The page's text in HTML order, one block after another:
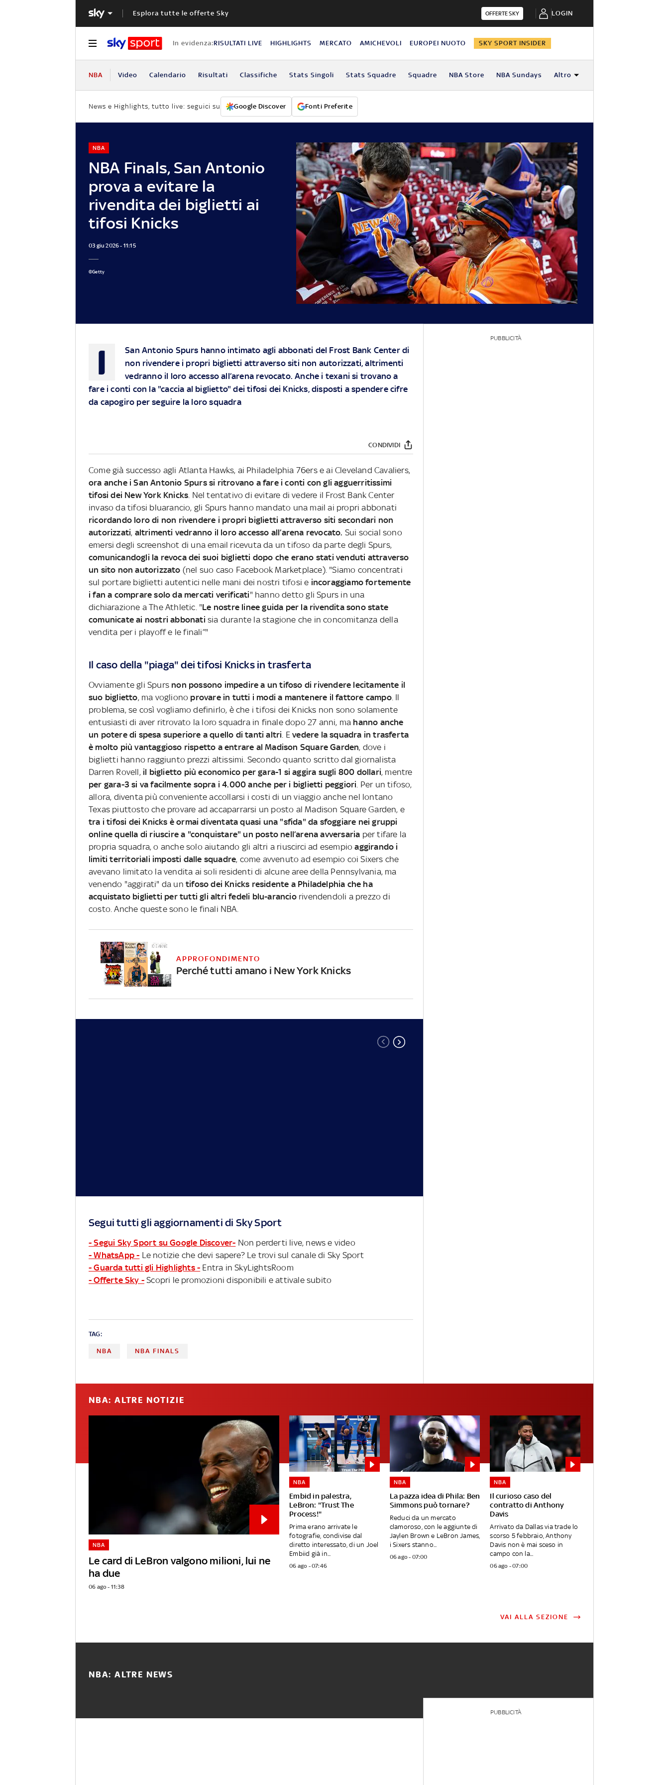
Esplora tutte le offerte Sky OFFERTE SKY LOGIN
In evidenza:RISULTATI LIVE HIGHLIGHTS MERCATO AMICHEVOLI EUROPEI NUOTO SKY SPORT INSIDER
NBA Video Calendario Risultati Classifiche Stats Singoli Stats Squadre Squadre NBA Store NBA Sundays Altro
News e Highlights, tutto live: seguici su Google Discover Fonti Preferite
NBA Finals, San Antonio
prova a evitare la
rivendita dei biglietti ai
tifosi Knicks
NBA
03 giu 2026 - 11:15
©Getty
I
San Antonio Spurs hanno intimato agli abbonati del Frost Bank Center di
non rivendere i propri biglietti attraverso siti non autorizzati, altrimenti
vedranno il loro accesso all’arena revocato. Anche i texani si trovano a
fare i conti con la "caccia al biglietto" dei tifosi dei Knicks, disposti a spendere cifre
da capogiro per seguire la loro squadra
CONDIVIDI
Come già successo agli Atlanta Hawks, ai Philadelphia 76ers e ai Cleveland Cavaliers,
ora anche i San Antonio Spurs si ritrovano a fare i conti con gli agguerritissimi
tifosi dei New York Knicks. Nel tentativo di evitare di vedere il Frost Bank Center
invaso da tifosi bluarancio, gli Spurs hanno mandato una mail ai propri abbonati
ricordando loro di non rivendere i propri biglietti attraverso siti secondari non
autorizzati, altrimenti vedranno il loro accesso all’arena revocato. Sui social sono
emersi degli screenshot di una email ricevuta da un tifoso da parte degli Spurs,
comunicandogli la revoca dei suoi biglietti dopo che erano stati venduti attraverso
un sito non autorizzato (nel suo caso Facebook Marketplace). "Siamo concentrati
sul portare biglietti autentici nelle mani dei nostri tifosi e incoraggiamo fortemente
i fan a comprare solo da mercati verificati" hanno detto gli Spurs in una
dichiarazione a The Athletic. "Le nostre linee guida per la rivendita sono state
comunicate ai nostri abbonati sia durante la stagione che in concomitanza della
vendita per i playoff e le finali”"
Il caso della "piaga" dei tifosi Knicks in trasferta
Ovviamente gli Spurs non possono impedire a un tifoso di rivendere lecitamente il
suo biglietto, ma vogliono provare in tutti i modi a mantenere il fattore campo. Il
problema, se così vogliamo definirlo, è che i tifosi dei Knicks non sono solamente
entusiasti di aver ritrovato la loro squadra in finale dopo 27 anni, ma hanno anche
un potere di spesa superiore a quello di tanti altri. Evedere la squadra in trasferta
è molto più vantaggioso rispetto a entrare al Madison Square Garden, dove i
biglietti hanno raggiunto prezzi altissimi. Secondo quanto scritto dal giornalista
Darren Rovell, il biglietto più economico per gara-1 si aggira sugli 800 dollari, mentre
per gara-3 si va facilmente sopra i 4.000 anche per i biglietti peggiori. Per un tifoso,
allora, diventa più conveniente accollarsi i costi di un viaggio anche nel lontano
Texas piuttosto che provare ad accaparrarsi un posto al Madison Square Garden, e
tra i tifosi dei Knicks è ormai diventata quasi una "sfida" da sfoggiare nei gruppi
online quella di riuscire a "conquistare" un posto nell’arena avversaria per tifare la
propria squadra, o anche solo aiutando gli altri a riuscirci ad esempioaggirando i
limiti territoriali imposti dalle squadre, come avvenuto ad esempio coi Sixers che
avevano limitato la vendita ai soli residenti di alcune aree della Pennsylvania, ma
venendo "aggirati" da un tifoso dei Knicks residente a Philadelphia che ha
acquistato biglietti per tutti gli altri fedeli blu-aranciorivendendoli a prezzo di
costo. Anche queste sono le finali NBA.
APPROFONDIMENTO
Perché tutti amano i New York Knicks
Segui tutti gli aggiornamenti di Sky Sport
- Segui Sky Sport su Google Discover- Non perderti live, news e video
- WhatsApp - Le notizie che devi sapere? Le trovi sul canale di Sky Sport
- Guarda tutti gli Highlights - Entra in SkyLightsRoom
- Offerte Sky - Scopri le promozioni disponibili e attivale subito
TAG:
NBA NBA FINALS
PUBBLICITÀ
NBA: ALTRE NOTIZIE
Le card di LeBron valgono milioni, lui ne
ha due
NBA
06 ago - 11:38
Embid in palestra,
LeBron: "Trust The
Process!"
NBA
Prima erano arrivate le
fotografie, condivise dal
diretto interessato, di un Joel
Embiid già in...
06 ago - 07:46
La pazza idea di Phila: Ben
Simmons può tornare?
NBA
Reduci da un mercato
clamoroso, con le aggiunte di
Jaylen Brown e LeBron James,
i Sixers stanno...
06 ago - 07:00
Il curioso caso del
contratto di Anthony
Davis
NBA
Arrivato da Dallas via trade lo
scorso 5 febbraio, Anthony
Davis non è mai sceso in
campo con la...
06 ago - 07:00
VAI ALLA SEZIONE
NBA: ALTRE NEWS
PUBBLICITÀ